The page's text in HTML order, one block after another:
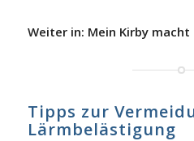
Weiter in: Mein Kirby
Tipps zur
Lärmbelästigung